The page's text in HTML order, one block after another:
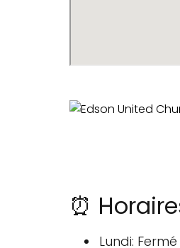
⏰
Lundi: Fermé